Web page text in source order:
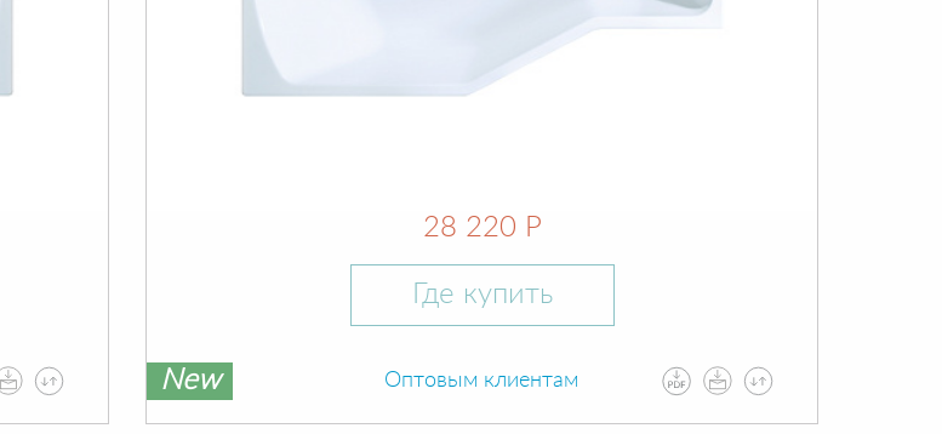
28 220 Р
Где купить
New Оптовым клиентам